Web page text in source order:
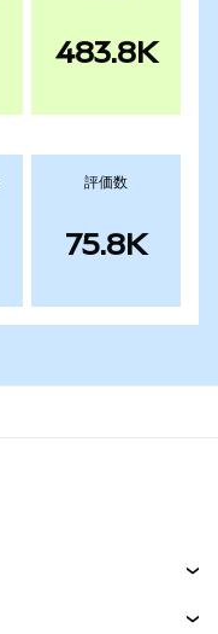
483.8K
評価数
75.8K